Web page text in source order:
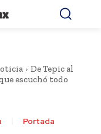
De Tepic al
escuchó todo
Portada